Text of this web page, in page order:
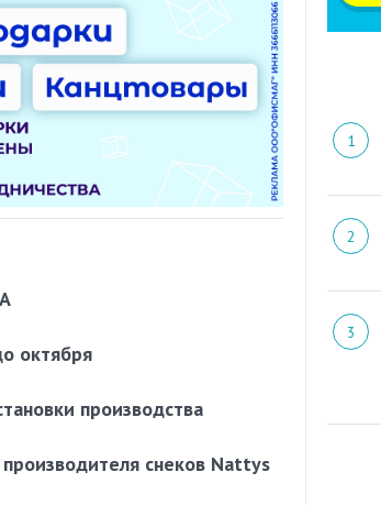
октября
производства
снеков Nattys